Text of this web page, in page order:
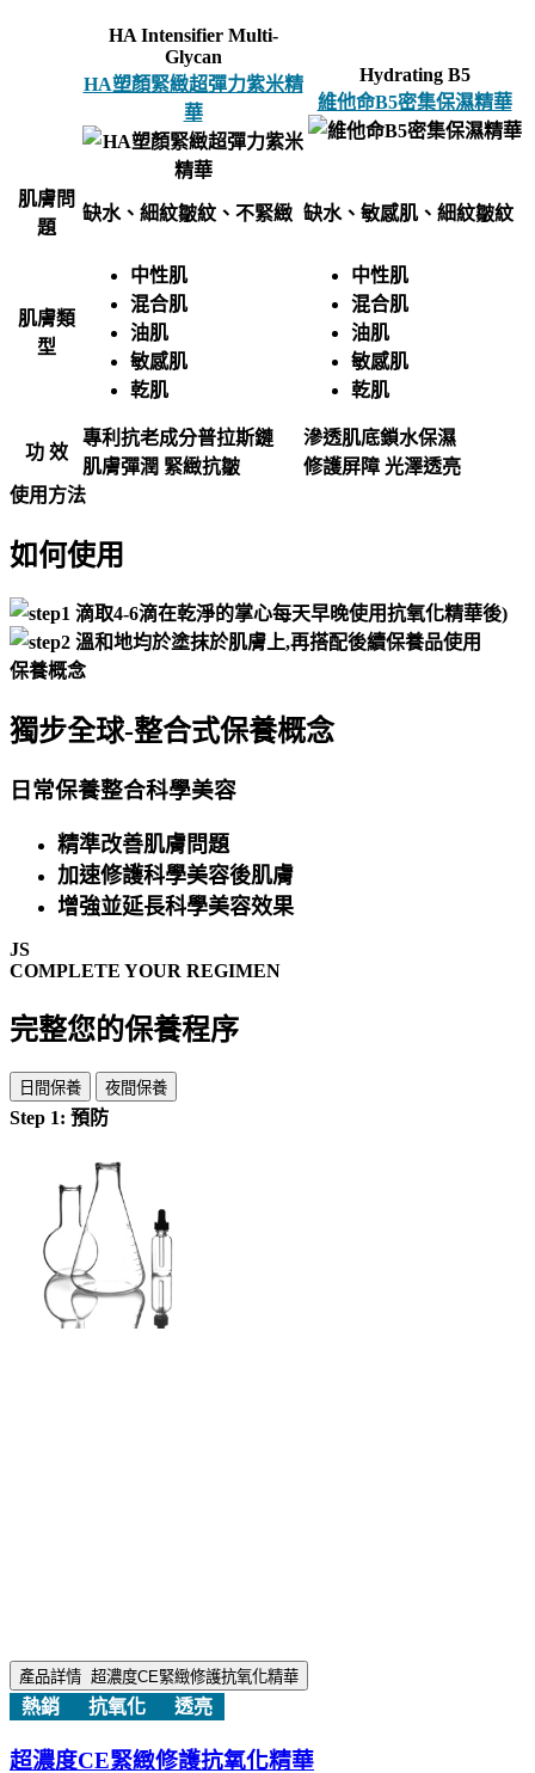
HA Intensifier Multi-
Glycan
HA塑顏緊緻超彈力紫米精
華
Hydrating B5
維他命B5密集保濕精華
肌膚問
題
缺水、細紋皺紋、不緊緻 缺水、敏感肌、細紋皺紋
肌膚類
型
中性肌
混合肌
油肌
敏感肌
乾肌
中性肌
混合肌
油肌
敏感肌
乾肌
功 效
專利抗老成分普拉斯鏈
肌膚彈潤 緊緻抗皺
滲透肌底鎖水保濕
修護屏障 光澤透亮
使用方法
如何使用
保養概念
獨步全球-整合式保養概念
日常保養整合科學美容
精準改善肌膚問題
加速修護科學美容後肌膚
增強並延長科學美容效果
JS
COMPLETE YOUR REGIMEN
完整您的保養程序
日間保養 夜間保養
Step 1: 預防
產品詳情 超濃度CE緊緻修護抗氧化精華
熱銷 抗氧化 透亮
超濃度CE緊緻修護抗氧化精華